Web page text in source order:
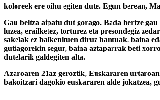
koloreek ere oihu egiten dute. Egun berean,
Gau beltza aipatu dut gorago. Bada bertze
luzea, erailketez, torturez eta presondegiz
sakelak ez baikenituen diruz hantuak, baina
gutiagorekin segur, baina aztaparrak beti
dutelarik galdegiten alta.
Azaroaren 21az geroztik, Euskararen
bakoitzari dagokio euskararen alde jokatzea,